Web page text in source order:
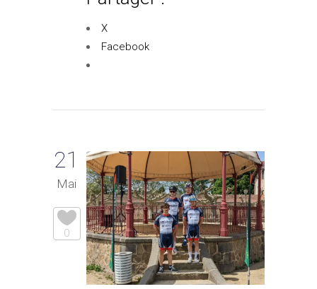
X
Facebook
21
Mai
0